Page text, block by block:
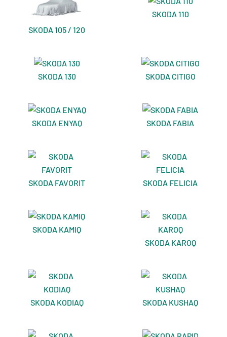
SKODA 105 / 120
SKODA 110
SKODA 130 SKODA CITIGO
SKODA ENYAQ SKODA FABIA
SKODA FAVORIT SKODA FELICIA
SKODA KAMIQ
SKODA KAROQ
SKODA KODIAQ SKODA KUSHAQ